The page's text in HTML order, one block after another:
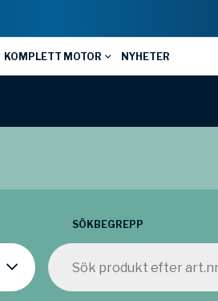
KOMPLETT MOTOR NYHETER
SÖKBEGREPP